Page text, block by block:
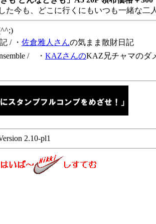
た今も、どこに行くにもいつも一緒な
/ ・ 佐倉雅人さんの気まま散財日記
/ ・ KAZさんのKAZ兄チャマのダ
2.10-pl1